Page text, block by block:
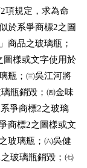
項規定，求為命
於系爭商標2之圖
商品之玻璃瓶；
圖樣或文字使用於
瓶；㈢吳江河將
瓶銷毀；㈣金味
爭商標2之玻璃
商標2之圖樣或文
玻璃瓶；㈥吳健
玻璃瓶銷毀；㈦